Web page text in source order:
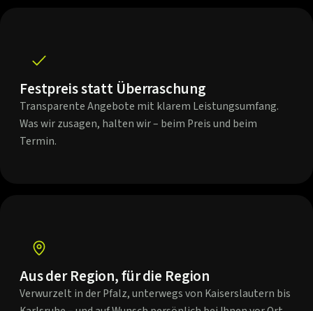
Festpreis statt Überraschung
Transparente Angebote mit klarem Leistungsumfang.
Was wir zusagen, halten wir – beim Preis und beim
Termin.
Aus der Region, für die Region
Verwurzelt in der Pfalz, unterwegs von Kaiserslautern bis